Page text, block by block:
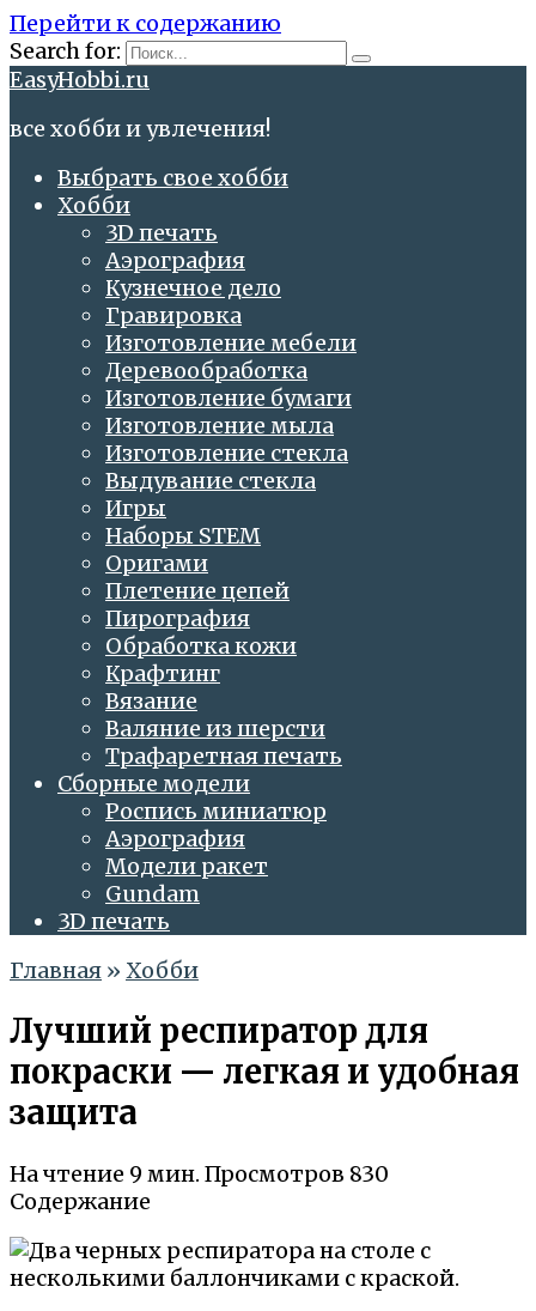
Перейти к содержанию
Search for:
EasyHobbi.ru
все хобби и увлечения!
Выбрать свое хобби
Хобби
3D печать
Аэрография
Кузнечное дело
Гравировка
Изготовление мебели
Деревообработка
Изготовление бумаги
Изготовление мыла
Изготовление стекла
Выдувание стекла
Игры
Наборы STEM
Оригами
Плетение цепей
Пирография
Обработка кожи
Крафтинг
Вязание
Валяние из шерсти
Трафаретная печать
Сборные модели
Роспись миниатюр
Аэрография
Модели ракет
Gundam
3D печать
Главная » Хобби
Лучший респиратор для
покраски — легкая и удобная
защита
На чтение 9 мин. Просмотров 830
Содержание